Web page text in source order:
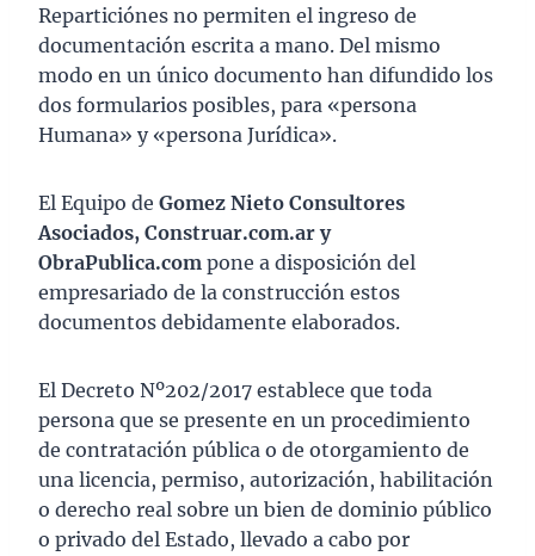
Reparticiónes no permiten el ingreso de
documentación escrita a mano. Del mismo
modo en un único documento han difundido los
dos formularios posibles, para «persona
Humana» y «persona Jurídica».
El Equipo de Gomez Nieto Consultores
Asociados, Construar.com.ar y
ObraPublica.com pone a disposición del
empresariado de la construcción estos
documentos debidamente elaborados.
El Decreto Nº202/2017 establece que toda
persona que se presente en un procedimiento
de contratación pública o de otorgamiento de
una licencia, permiso, autorización, habilitación
o derecho real sobre un bien de dominio público
o privado del Estado, llevado a cabo por